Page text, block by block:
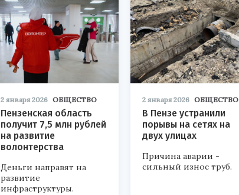
2 января 2026 ОБЩЕСТВО
Пензенская область
получит 7,5 млн рублей
на развитие
волонтерства
Деньги направят на
развитие
инфраструктуры.
2 января 2026 ОБЩЕСТВО
В Пензе устранили
порывы на сетях на
двух улицах
Причина аварии -
сильный износ труб.